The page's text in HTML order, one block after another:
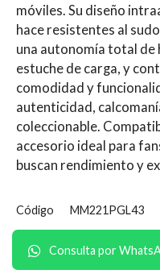
móviles. Su diseño
hace resistentes al
una autonomía total de
estuche de carga, y
comodidad y
autenticidad,
coleccionable.
accesorio ideal para
buscan rendimiento y
Código MM221PGL43
Consulta por